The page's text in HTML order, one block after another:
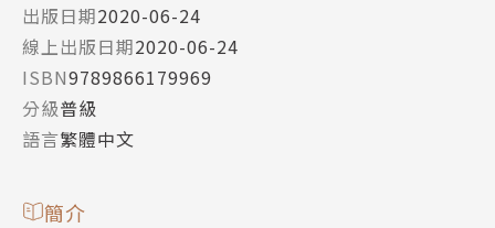
出版日期2020-06-24
線上出版日期2020-06-24
ISBN9789866179969
分級普級
語言繁體中文
簡介